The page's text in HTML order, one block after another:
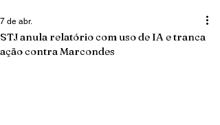
STJ anula relatório com uso de IA e tranca
ação contra Marcondes
7 de abr.